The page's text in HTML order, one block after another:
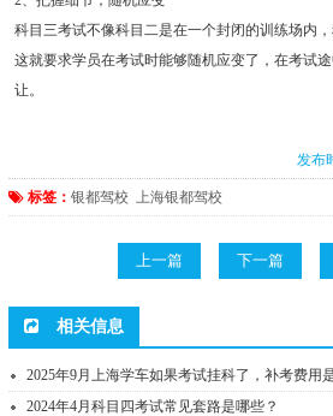
科目三考试不像科目二是在一个封闭的训练场内
这就要求学员在考试时能够随机应变了，在考试
让。
发布
标签： 银都驾校 上海银都驾校
上一篇 下一篇
相关信息
2025年9月上海学车如果考试挂科了，补考费用
2024年4月科目四考试常见套路是哪些？